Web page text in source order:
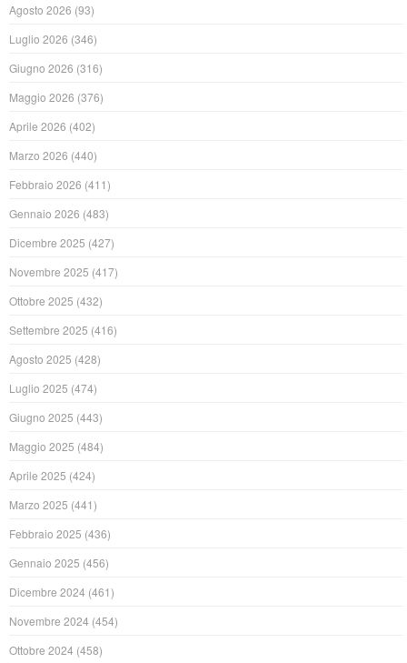
Agosto 2026 (93)
Luglio 2026 (346)
Giugno 2026 (316)
Maggio 2026 (376)
Aprile 2026 (402)
Marzo 2026 (440)
Febbraio 2026 (411)
Gennaio 2026 (483)
Dicembre 2025 (427)
Novembre 2025 (417)
Ottobre 2025 (432)
Settembre 2025 (416)
Agosto 2025 (428)
Luglio 2025 (474)
Giugno 2025 (443)
Maggio 2025 (484)
Aprile 2025 (424)
Marzo 2025 (441)
Febbraio 2025 (436)
Gennaio 2025 (456)
Dicembre 2024 (461)
Novembre 2024 (454)
Ottobre 2024 (458)